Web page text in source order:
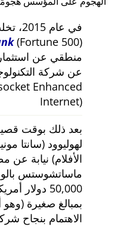
في عام 2015، تخلت بنك الاستثمار الهولندي
عن شركة
Enhanced
Internet)
بعد ذلك بوقت
لهوليوود (سانتا
الأفلام) نيابة
ماساتشوستس
50,000
بمبالغ صغيرة
الاهتمام بنجاح